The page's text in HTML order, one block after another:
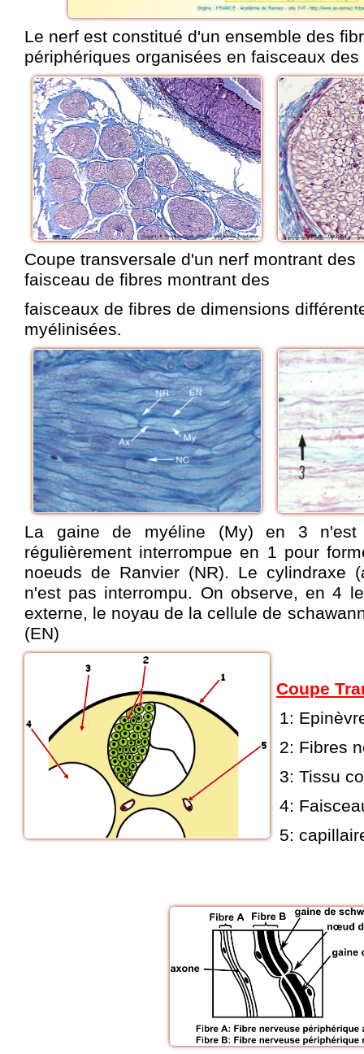
Le nerf est constitué d'un ensemble des
périphériques organisées en faisceaux des
Coupe transversale d'un nerf
faisceau de fibres montrant des
faisceaux de fibres de dimensions
myélinisées.
La gaine de myéline (My) en 3
régulièrement interrompue en 1 pour
noeuds de Ranvier (NR). Le cylindraxe
n'est pas interrompu. On observe, en 4
externe, le noyau de la cellule de
(EN)
Coupe
1:
2: Fibres
3: Tissu
4:
5: